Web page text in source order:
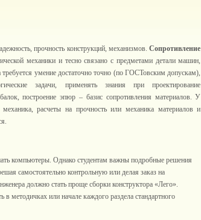
прочность конструкций, механизмов.Сопротивление
механики и тесно связано с предметами детали машин,
умение достаточно точно (по ГОСТовским допускам),
задачи, применять знания при проектирование
построение эпюр – базис сопротивления материалов. У
расчеты на прочность или механика материалов и
компьютеры. Однако студентам важны подробные решения
самостоятельно контрольную или делая заказ на
должно стать проще сборки конструктора «Лего».
методичках или начале каждого раздела стандартного